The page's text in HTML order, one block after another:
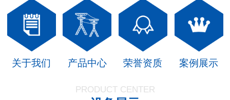
案例展示
新闻中心
关于我们 产品中心 荣誉资质 案例展示
PRODUCT CENTER